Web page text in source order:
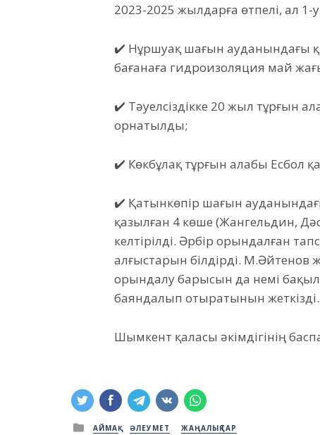
2023-2025 жылдарға өтпелі, ал
✔️ Нұршуақ шағын ауданындағы
бағанаға гидроизоляция май
✔️ Тәуелсіздікке 20 жыл тұрғын
орнатылды;
✔️ Көкбұлақ тұрғын алабы Есбол
✔️ Қатынкөпір шағын
қазылған 4 көше (Жангельдин,
келтірілді. Әрбір орындалған
алғыстарын білдірді.
орындалу барысын да үнемі
баяндалып отыратынын жеткізді.
Шымкент қаласы әкімдігінің
Posted
АЙМАҚ ӘЛЕУМЕТ ЖАҢАЛЫҚТАР